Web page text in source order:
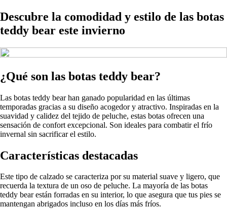
Descubre la comodidad y estilo de las botas
teddy bear este invierno
¿Qué son las botas teddy bear?
Las botas teddy bear han ganado popularidad en las últimas
temporadas gracias a su diseño acogedor y atractivo. Inspiradas en la
suavidad y calidez del tejido de peluche, estas botas ofrecen una
sensación de confort excepcional. Son ideales para combatir el frío
invernal sin sacrificar el estilo.
Características destacadas
Este tipo de calzado se caracteriza por su material suave y ligero, que
recuerda la textura de un oso de peluche. La mayoría de las botas
teddy bear están forradas en su interior, lo que asegura que tus pies se
mantengan abrigados incluso en los días más fríos.